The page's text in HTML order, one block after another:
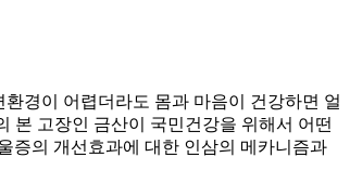
경이 어렵더라도 몸과 마음이 건강하면 얼
본 고장인 금산이 국민건강을 위해서 어떤
증의 개선효과에 대한 인삼의 메카니즘과